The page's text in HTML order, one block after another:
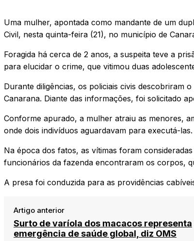
Uma mulher, apontada como mandante de um
Civil, nesta quinta-feira (21), no município de
Foragida há cerca de 2 anos, a suspeita teve a
para elucidar o crime, que vitimou duas
Durante diligências, os policiais civis descobriram
Canarana. Diante das informações, foi solicitado
Conforme apurado, a mulher atraiu as menores,
onde dois indivíduos aguardavam para executá-
Na época dos fatos, as vítimas foram
funcionários da fazenda encontraram os corpos,
A presa foi conduzida para as providências
Artigo anterior
Surto de varíola dos macacos representa
emergência de saúde global, diz OMS